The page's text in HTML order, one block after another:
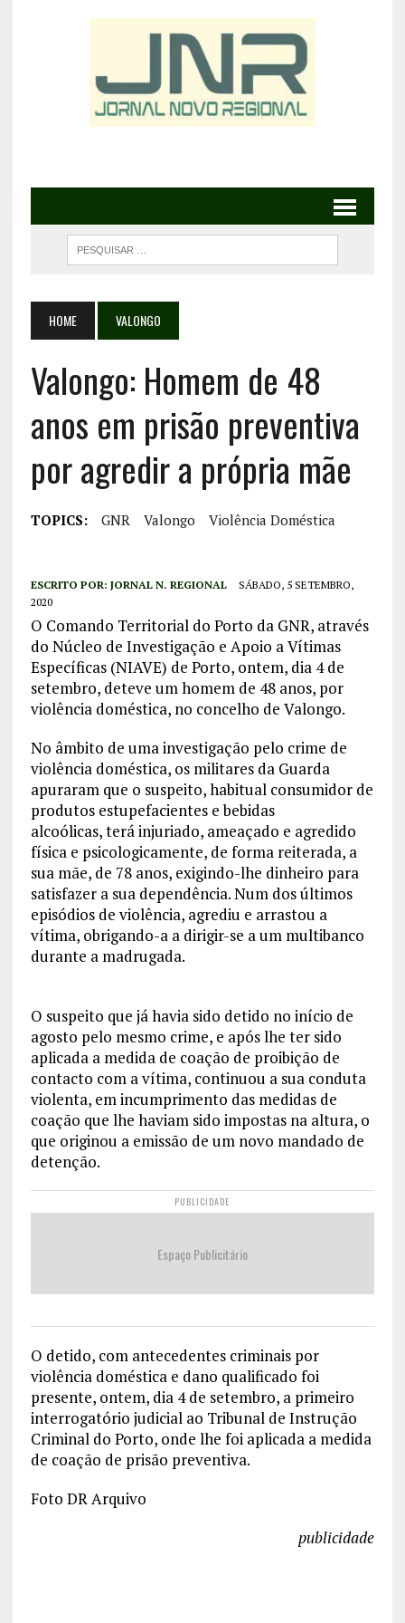
HOME VALONGO
Valongo: Homem de 48
anos em prisão preventiva
por agredir a própria mãe
TOPICS: GNR Valongo Violência Doméstica
ESCRITO POR: JORNAL N. REGIONAL
SÁBADO, 5 SETEMBRO,
2020
O Comando Territorial do Porto da GNR, através
do Núcleo de Investigação e Apoio a Vítimas
Específicas (NIAVE) de Porto, ontem, dia 4 de
setembro, deteve um homem de 48 anos, por
violência doméstica, no concelho de Valongo.
No âmbito de uma investigação pelo crime de
violência doméstica, os militares da Guarda
apuraram que o suspeito, habitual consumidor de
produtos estupefacientes e bebidas
alcoólicas, terá injuriado, ameaçado e agredido
física e psicologicamente, de forma reiterada, a
sua mãe, de 78 anos, exigindo-lhe dinheiro para
satisfazer a sua dependência. Num dos últimos
episódios de violência, agrediu e arrastou a
vítima, obrigando-a a dirigir-se a um multibanco
durante a madrugada.
O suspeito que já havia sido detido no início de
agosto pelo mesmo crime, e após lhe ter sido
aplicada a medida de coação de proibição de
contacto com a vítima, continuou a sua conduta
violenta, em incumprimento das medidas de
coação que lhe haviam sido impostas na altura, o
que originou a emissão de um novo mandado de
detenção.
PUBLICIDADE
Espaço Publicitário
O detido, com antecedentes criminais por
violência doméstica e dano qualificado foi
presente, ontem, dia 4 de setembro, a primeiro
interrogatório judicial ao Tribunal de Instrução
Criminal do Porto, onde lhe foi aplicada a medida
de coação de prisão preventiva.
Foto DR Arquivo
publicidade